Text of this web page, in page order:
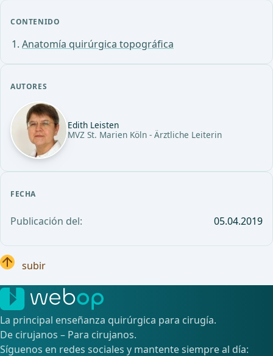
CONTENIDO
Anatomía quirúrgica topográfica
AUTORES
Edith Leisten
MVZ St. Marien Köln - Ärztliche Leiterin
FECHA
Publicación del: 05.04.2019
subir
La principal enseñanza quirúrgica para cirugía.
De cirujanos – Para cirujanos.
Síguenos en redes sociales y mantente siempre al día: